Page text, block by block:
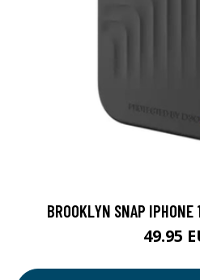
BROOKLYN SNAP IPHONE
49.95